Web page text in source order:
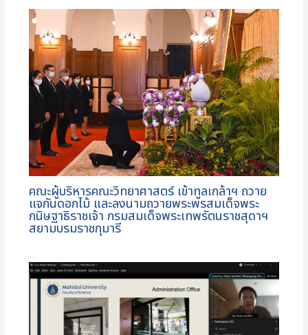
คณะผู้บริหารคณะวิทยาศาสตร์ เข้าทูลเกล้าฯ ถวาย
แจกันดอกไม้ และลงนามถวายพระพรสมเด็จพระ
กนิษฐาธิราชเจ้า กรมสมเด็จพระเทพรัตนราชสุดาฯ
สยามบรมราชกุมารี